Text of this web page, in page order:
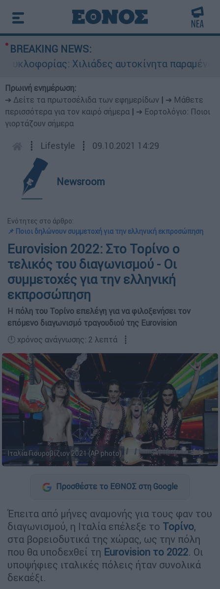
BREAKING NEWS:
Χιλιάδες αυτοκίνητα παραμένουν
Πρωινή ενημέρωση:
➔ Δείτε τα πρωτοσέλιδα των εφημερίδων
➔ Μάθετε
περισσότερα για τον καιρό σήμερα
➔ Εορτολόγιο: Ποιοι
γιορτάζουν σήμερα
┋ Lifestyle ┋ 09.10.2021 14:29
Newsroom
Ενότητες στο άρθρο:
📌 Ποιοι δηλώνουν συμμετοχή για την ελληνική εκπροσώπηση
Eurovision 2022: Στο Τορίνο ο
τελικός του διαγωνισμού - Οι
συμμετοχές για την ελληνική
εκπροσώπηση
Η πόλη του Τορίνο επελέγη για να φιλοξενήσει τον
επόμενο διαγωνισμό τραγουδιού της Eurovision
🕛 χρόνος ανάγνωσης: 2 λεπτά ┋
Ιταλία Γιουροβίζιον 2021 (AP photo)
Προσθέστε το ΕΘΝΟΣ στη Google
Έπειτα από μήνες αναμονής για τους φαν του
διαγωνισμού, η Ιταλία επέλεξε το Τορίνο,
στα βορειοδυτικά της χώρας, ως την πόλη
που θα υποδεχθεί τη Eurovision το 2022. Οι
υποψήφιες ιταλικές πόλεις ήταν συνολικά
δεκαέξι.